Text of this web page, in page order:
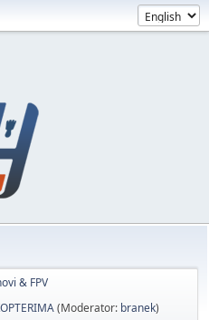
& FPV
(Moderator: branek)